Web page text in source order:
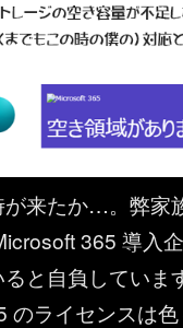
来たか…。弊家
365 導入
と自負していま
のライセンスは